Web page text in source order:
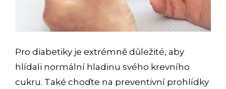
Pro diabetiky je extrémně důležité, aby
hlídali normální hladinu svého krevního
cukru. Také choďte na preventivní prohlídky